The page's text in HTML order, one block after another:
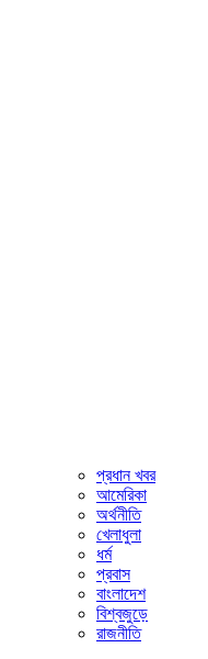
প্রধান খবর
আমেরিকা
অর্থনীতি
খেলাধুলা
ধর্ম
প্রবাস
বাংলাদেশ
বিশ্বজুড়ে
রাজনীতি